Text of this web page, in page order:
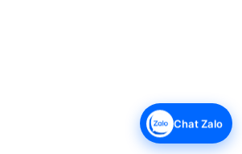
Chat Zalo